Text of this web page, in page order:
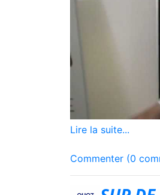
Lire la suite...
Commenter (0